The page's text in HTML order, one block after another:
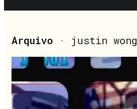
Arquivo · justin wong